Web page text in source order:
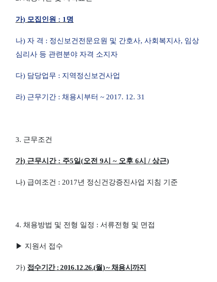
가) 모집인원 : 1 명
나) 자 격 : 정신보건전문요원 및 간호사, 사회복지사, 임상
심리사 등 관련분야 자격 소지자
다) 담당업무 : 지역정신보건사업
라) 근무기간 : 채용시부터 ~ 2017. 12. 31
3. 근무조건
가) 근무시간 : 주5일(오전 9시 ~ 오후 6시 /상근)
나) 급여조건 : 2017년 정신건강증진사업 지침 기준
4. 채용방법 및 전형 일정 : 서류전형 및 면접
▶ 지원서 접수
가) 접수기간: 2016.12.26.(월) ~채용시까지